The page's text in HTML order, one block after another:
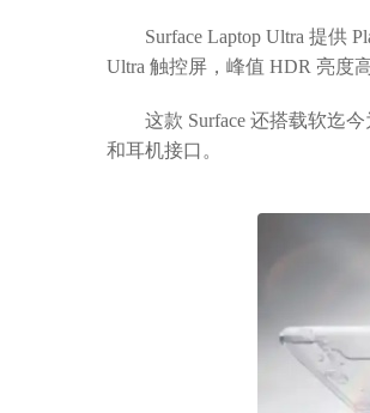
Surface Laptop Ultra 提供
Ultra 触控屏，峰值 HDR 亮度
这款 Surface 还搭载软迄今
和耳机接口。